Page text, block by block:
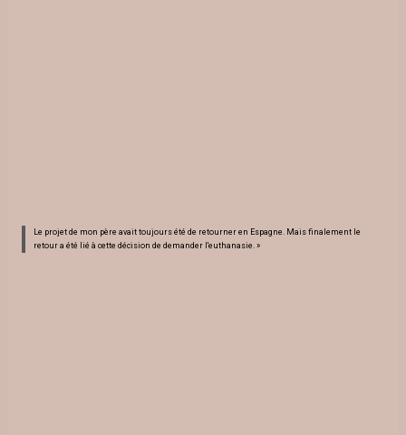
Le projet de mon père avait toujours été de retourner en Espagne. Mais finalement le
retour a été lié à cette décision de demander l'euthanasie. »